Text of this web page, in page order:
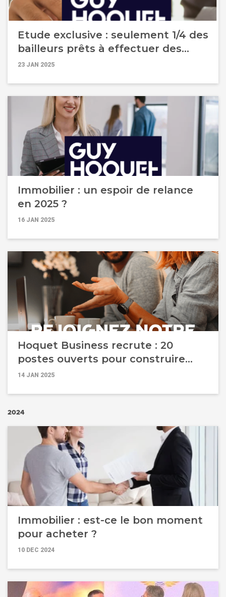
Etude exclusive : seulement 1/4 des
bailleurs prêts à effectuer des
travaux dans leurs logements
23 JAN 2025
Immobilier : un espoir de relance
en 2025 ?
16 JAN 2025
Hoquet Business recrute : 20
postes ouverts pour construire
l'immobilier professionnel de
14 JAN 2025
2024
Immobilier : est-ce le bon moment
pour acheter ?
10 DEC 2024